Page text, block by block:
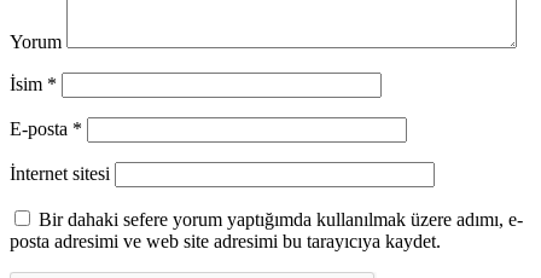
Yorum
İsim *
E-posta *
İnternet sitesi
Bir dahaki sefere yorum yaptığımda kullanılmak üzere adımı, e-
posta adresimi ve web site adresimi bu tarayıcıya kaydet.